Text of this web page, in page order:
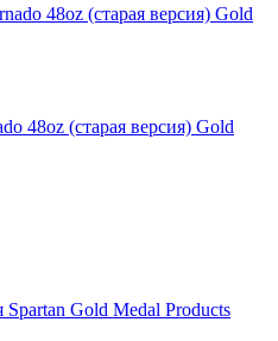
48oz (старая версия) Gold